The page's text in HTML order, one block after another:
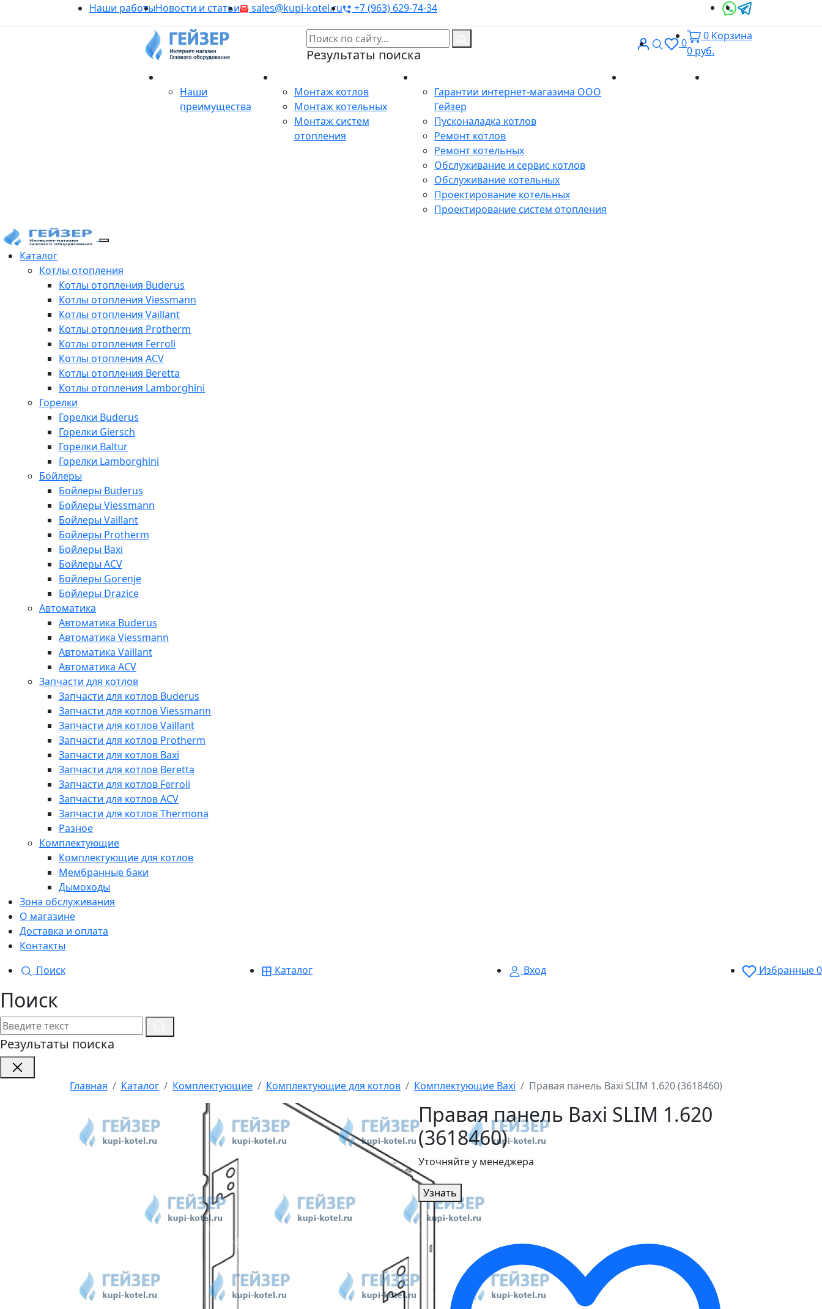
Наши работыНовости и статьи sales@kupi-kotel.ru +7 (963) 629-74-34
Результаты поиска
ВходПоиск
0
0 Корзина
0 руб.
Наши
преимущества
Монтаж котлов
Монтаж котельных
Монтаж систем
отопления
Гарантии интернет-магазина ООО
Гейзер
Пусконаладка котлов
Ремонт котлов
Ремонт котельных
Обслуживание и сервис котлов
Обслуживание котельных
Проектирование котельных
Проектирование систем отопления
Каталог
Котлы отопления
Котлы отопления Buderus
Котлы отопления Viessmann
Котлы отопления Vaillant
Котлы отопления Protherm
Котлы отопления Ferroli
Котлы отопления ACV
Котлы отопления Beretta
Котлы отопления Lamborghini
Горелки
Горелки Buderus
Горелки Giersch
Горелки Baltur
Горелки Lamborghini
Бойлеры
Бойлеры Buderus
Бойлеры Viessmann
Бойлеры Vaillant
Бойлеры Protherm
Бойлеры Baxi
Бойлеры ACV
Бойлеры Gorenje
Бойлеры Drazice
Автоматика
Автоматика Buderus
Автоматика Viessmann
Автоматика Vaillant
Автоматика ACV
Запчасти для котлов
Запчасти для котлов Buderus
Запчасти для котлов Viessmann
Запчасти для котлов Vaillant
Запчасти для котлов Protherm
Запчасти для котлов Baxi
Запчасти для котлов Beretta
Запчасти для котлов Ferroli
Запчасти для котлов ACV
Запчасти для котлов Thermona
Разное
Комплектующие
Комплектующие для котлов
Мембранные баки
Дымоходы
Зона обслуживания
О магазине
Доставка и оплата
Контакты
Поиск
Каталог Вход Избранные0
Поиск
Результаты поиска
Главная Каталог Комплектующие Комплектующие для котлов Комплектующие Baxi Правая панель Baxi SLIM 1.620 (3618460)
Правая панель Baxi SLIM 1.620
(3618460)
Уточняйте у менеджера
Узнать